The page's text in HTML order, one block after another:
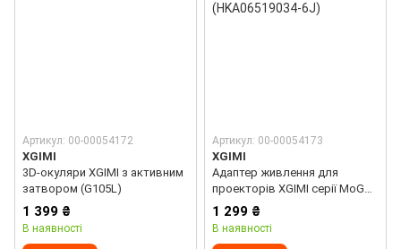
Артикул: 00-00054172
XGIMI
3D-окуляри XGIMI з активним
затвором (G105L)
1 399 ₴
В наявності
Артикул: 00-00054173
XGIMI
Адаптер живлення для
проекторів XGIMI серії MoGo
та Elfin (HKA06519034-6J)
1 299 ₴
В наявності